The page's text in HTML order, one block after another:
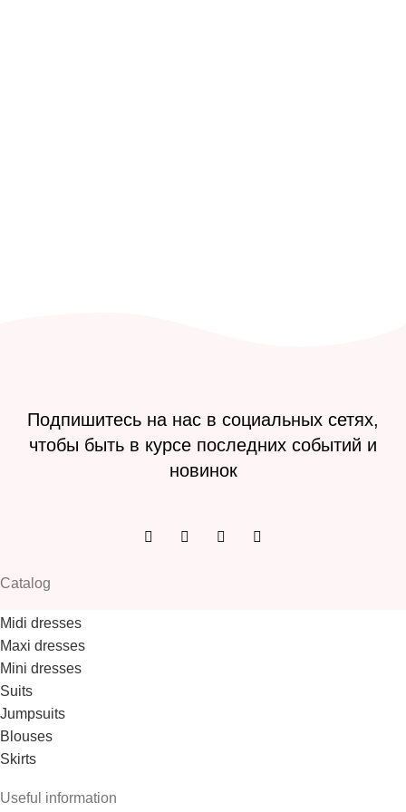
Подпишитесь на нас в социальных сетях,
чтобы быть в курсе последних событий и
новинок
Catalog
Midi dresses
Maxi dresses
Mini dresses
Suits
Jumpsuits
Blouses
Skirts
Useful information